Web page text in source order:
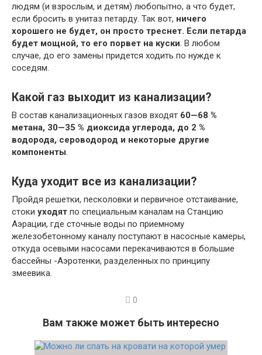
людям (и взрослым, и детям) любопытно, а что будет,
если бросить в унитаз петарду. Так вот, ничего
хорошего не будет, он просто треснет. Если петарда
будет мощной, то его порвет на куски. В любом
случае, до его замены придется ходить по нужде к
соседям.
Какой газ выходит из канализации?
В состав канализационных газов входят 60—68 %
метана, 30—35 % диоксида углерода, до 2 %
водорода, сероводород и некоторые другие
компоненты.
Куда уходит все из канализации?
Пройдя решетки, песколовки и первичное отстаивание,
стоки уходят по специальным каналам на Станцию
Аэрации, где сточные воды по приемному
железобетонному каналу поступают в насосные камеры,
откуда осевыми насосами перекачиваются в большие
бассейны -Аэротенки, разделенных по принципу
змеевика.
0
Вам также может быть интересно